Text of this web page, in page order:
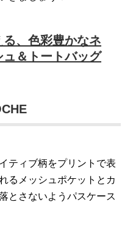
、色彩豊かなネ
＆トートバッグ
ティブ柄をプリントで表
るメッシュポケットとカ
とさないようパスケース